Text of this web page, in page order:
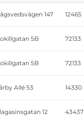
147 12465
5B 72133
5B 72133
Allé 53 14330
12 43437